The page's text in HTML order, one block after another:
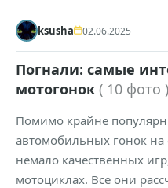
ksusha 02.06.2025
Погнали: самые
мотогонок ( 10 фото )
Помимо крайне
автомобильных гонок на
немало качественных
мотоциклах. Все они